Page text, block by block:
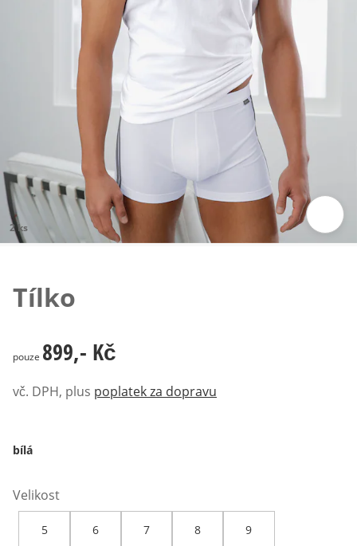
2 ks
Tílko
899,- Kč
pouze 899,- Kč
vč. DPH, plus poplatek za dopravu
bílá
Velikost
5 6 7 8 9